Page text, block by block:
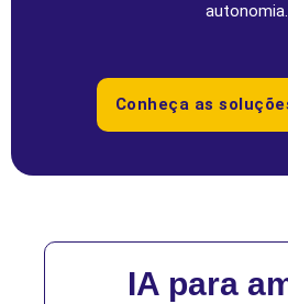
autonomia.
Conheça as
IA para